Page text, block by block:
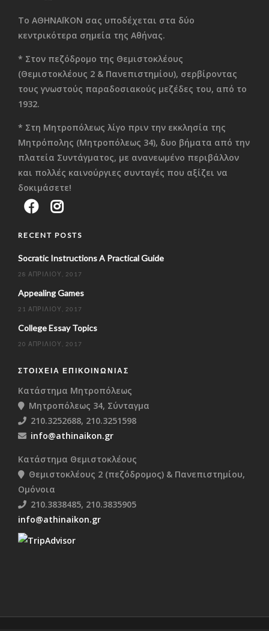
Το ΑΘΗΝΑΪΚΟΝ σας υποδέχεται στα δύο
κεντρικότερα σημεία της Αθήνας.
* Στον πεζόδρομο της Θεμιστοκλέους
(Θεμιστοκλέους 2 & Πανεπιστημίου), σερβίροντας
τους γνωστούς παραδοσιακούς μεζέδες του, από το
1932.
* Στη Μητροπόλεως λίγο πριν την εκκλησία της
Μητρόπολης (Μητροπόλεως 34), δυο βήματα από την
πλατεία Συντάγματος, με ανανεωμένο περιβάλλον
και πολλές καινούργιες συνταγές που αξίζει να
δοκιμάσετε!
RECENT POSTS
Socratic Instructions A Practical Guide
28 ΑΠΡΙΛΊΟΥ, 2017
Appealing Games
21 ΑΠΡΙΛΊΟΥ, 2017
College Essay Topics
20 ΑΠΡΙΛΊΟΥ, 2017
ΣΤΟΙΧΕΊΑ ΕΠΙΚΟΙΝΩΝΊΑΣ
Κατάστημα Μητροπόλεως
Μητροπόλεως 34, Σύνταγμα
210.3252688, 210.3251598
info@athinaikon.gr
Κατάστημα Θεμιστοκλέους
Θεμιστοκλέους 2 (πεζόδρομος) & Πανεπιστημίου,
Ομόνοια
210.3838485, 210.3835905
info@athinaikon.gr